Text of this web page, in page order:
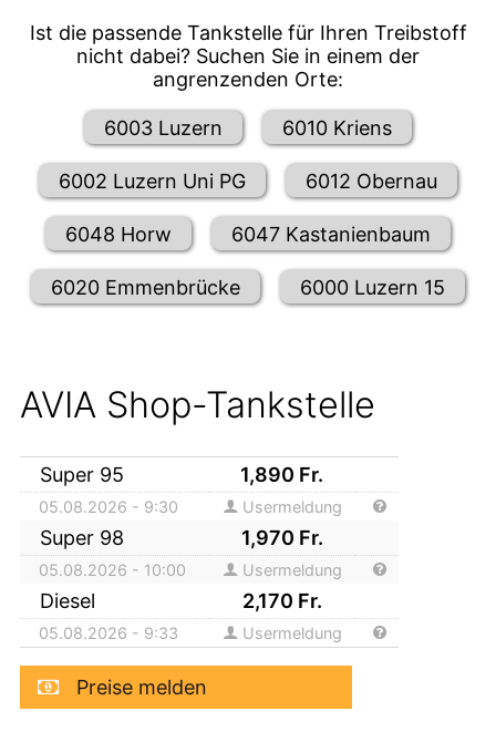
Ist die passende Tankstelle für Ihren Treibstoff
nicht dabei? Suchen Sie in einem der
angrenzenden Orte:
6003 Luzern 6010 Kriens
6002 Luzern Uni PG 6012 Obernau
6048 Horw 6047 Kastanienbaum
6020 Emmenbrücke 6000 Luzern 15
AVIA Shop-Tankstelle
Super 95 1,890 Fr.
05.08.2026 - 9:30 Usermeldung
Super 98 1,970 Fr.
05.08.2026 - 10:00 Usermeldung
Diesel 2,170 Fr.
05.08.2026 - 9:33 Usermeldung
Preise melden